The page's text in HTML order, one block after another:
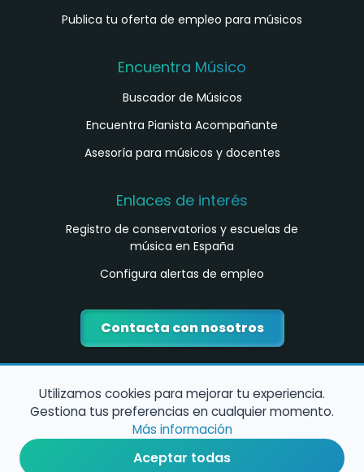
Publica tu oferta de empleo para músicos
Encuentra Músico
Buscador de Músicos
Encuentra Pianista Acompañante
Asesoría para músicos y docentes
Enlaces de interés
Registro de conservatorios y escuelas de
música en España
Configura alertas de empleo
Contacta con nosotros
Utilizamos cookies para mejorar tu experiencia.
Gestiona tus preferencias en cualquier momento.
Más información
Aceptar todas